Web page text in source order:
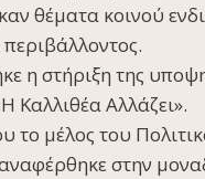
θέματα κοινού
η στήριξη της
Καλλιθέα Αλλάζει».
το μέλος του
στην